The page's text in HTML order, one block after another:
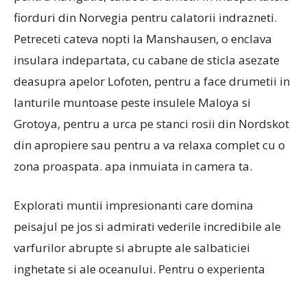
fiorduri din Norvegia pentru calatorii indrazneti.
Petreceti cateva nopti la Manshausen, o enclava
insulara indepartata, cu cabane de sticla asezate
deasupra apelor Lofoten, pentru a face drumetii in
lanturile muntoase peste insulele Maloya si
Grotoya, pentru a urca pe stanci rosii din Nordskot
din apropiere sau pentru a va relaxa complet cu o
zona proaspata. apa inmuiata in camera ta.
Explorati muntii impresionanti care domina
peisajul pe jos si admirati vederile incredibile ale
varfurilor abrupte si abrupte ale salbaticiei
inghetate si ale oceanului. Pentru o experienta